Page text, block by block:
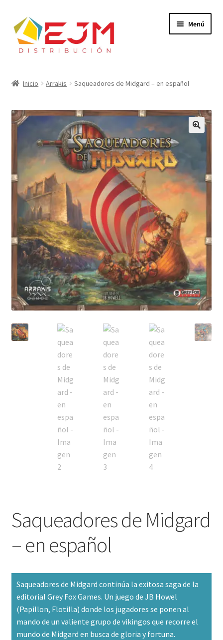
a
navegación
al
contenido
Menú
Catálogo
el
Soy Tienda
Contacto
Inicio Arrakis Saqueadores de Midgard – en español
Saqueadores de Midgard
– en español
Saqueadores de Midgard continúa la exitosa saga de la
editorial Grey Fox Games. Un juego de JB Howel
(Papillon, Flotilla) donde los jugadores se ponen al
mando de un valiente grupo de vikingos que recorre el
mundo de Midgard en busca de gloria y fortuna.